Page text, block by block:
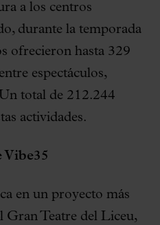
a los centros
durante la temporada
ofrecieron hasta 329
espectáculos,
total de 212.244
actividades.
Vibe35
en un proyecto más
Teatre del Liceu,